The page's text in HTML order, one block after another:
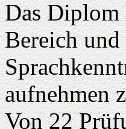
Das Diplom
Bereich
aufnehmen
Von 22